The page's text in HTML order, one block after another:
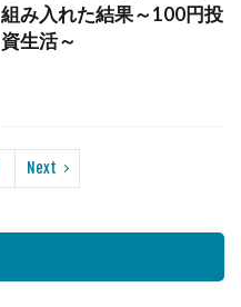
組み入れた結果～100円投
資生活～
Next